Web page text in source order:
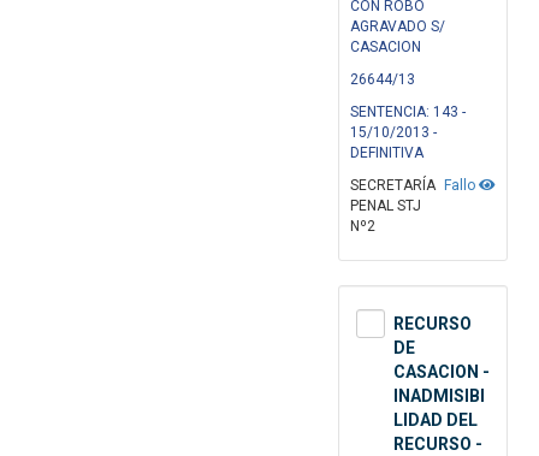
CON ROBO
AGRAVADO S/
CASACION
26644/13
SENTENCIA: 143 -
15/10/2013 -
DEFINITIVA
Fallo
SECRETARÍA
PENAL STJ
Nº2
RECURSO
DE
CASACION -
INADMISIBI
LIDAD DEL
RECURSO -